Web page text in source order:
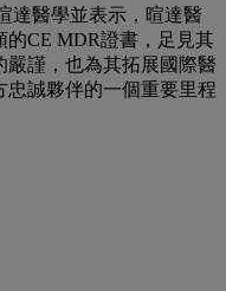
醫學並表示，暄達醫
CE MDR證書，足見其
謹，也為其拓展國際醫
誠夥伴的一個重要里程